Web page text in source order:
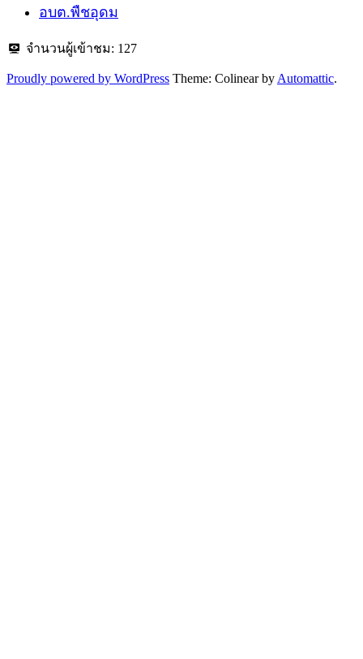
อบต.พืชอุดม
จำนวนผู้เข้าชม: 127
Proudly powered by WordPress Theme: Colinear by Automattic.